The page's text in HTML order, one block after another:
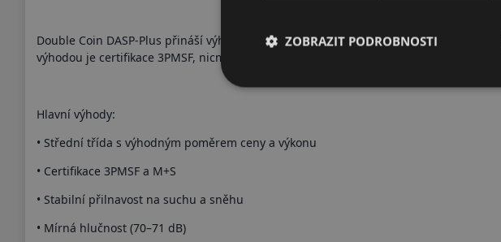
Double Coin DASP-Plus přináší výhodný poměr ceny a výkonu a poskytuje základní
výhodou je certifikace 3PMSF, nicméně nezávislé testy upozorňují na kompromisy v
Hlavní výhody:
• Střední třída s výhodným poměrem ceny a výkonu
• Certifikace 3PMSF a M+S
• Stabilní přilnavost na suchu a sněhu
• Mírná hlučnost (70–71 dB)
ZOBRAZIT PODROBNOSTI